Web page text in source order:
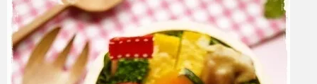
azuki 2017年6月6日